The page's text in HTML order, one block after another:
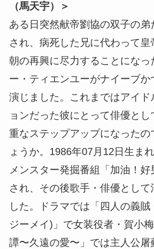
（馬天宇）＞
ある日突然献帝劉協の双子の弟
され、病死した兄に代わって皇
朝の再興に尽力することになっ
ー・ティエンユーがナイーブか
演じました。これまではアイド
ョンだった彼にとって俳優と
重なステップアップになったの
ょうか。1986年07月12日生ま
メンスター発掘番組「加油！好
され、その後歌手・俳優として
した。ドラマでは「四人の義
ジーメイ)」で女装役者・賀小
譚〜久遠の愛〜」では主人公屠